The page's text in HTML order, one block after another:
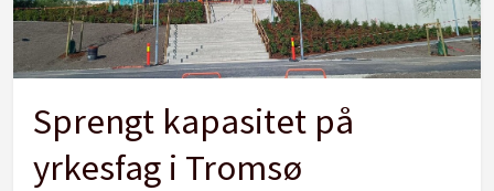
Sprengt kapasitet på
yrkesfag i Tromsø